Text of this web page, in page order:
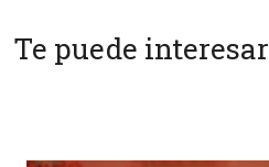
Te puede interesar